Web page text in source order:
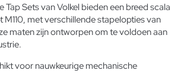
Tap Sets van Volkel bieden een breed scala
met verschillende stapelopties van
maten zijn ontworpen om te voldoen aan
voor nauwkeurige mechanische